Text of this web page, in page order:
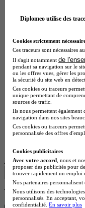
EREA
Aucun avis
Rennes
Afficher plus de résultats
Trouve ton CAP en 1
Diplomeo utilise des
Cookies strictement
Ces traceurs sont nécessaires
Il s'agit notamment de
pendant sa navigation sur le
ou les offres vues, gérer les
la sécurité du site web en
Ces cookies ou traceurs
unique permettant de
sources de trafic.
Ils nous permettent
navigation dans nos sites
Ces cookies ou traceurs
personnalisée des offres
Cookies publicitaires
Avec votre accord , nous et
proposer des publicités pour
trouver rapidement un emploi
Nos partenaires
Nous utilisons des
personnalisés. En acceptant,
confidentialité. En savoir plus